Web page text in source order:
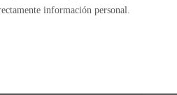
Públicas
El Reglamento De
información personal.